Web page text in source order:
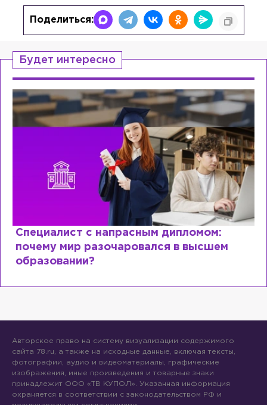
Поделиться:
Будет интересно
Специалист с напрасным дипломом:
почему мир разочаровался в высшем
образовании?
Авторское право на систему визуализации содержимого
сайта 78.ru, а также на исходные данные, включая тексты,
фотографии, аудио и видеоматериалы, графические
изображения, иные произведения и товарные знаки
принадлежит ООО «ТВ КУПОЛ». Указанная информация
охраняется в соответствии с законодательством РФ и